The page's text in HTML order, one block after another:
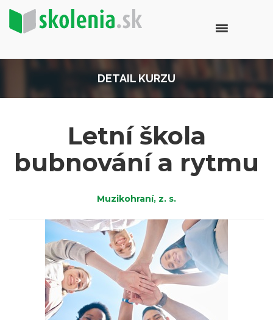
DETAIL KURZU
Letní škola
bubnování a rytmu
Muzikohraní, z. s.